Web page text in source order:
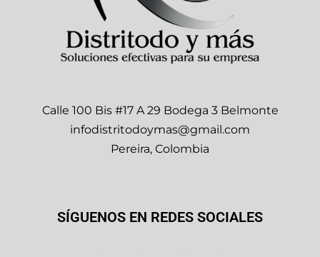
Calle 100 Bis #17 A 29 Bodega 3 Belmonte
infodistritodoymas@gmail.com
Pereira, Colombia
SÍGUENOS EN REDES SOCIALES